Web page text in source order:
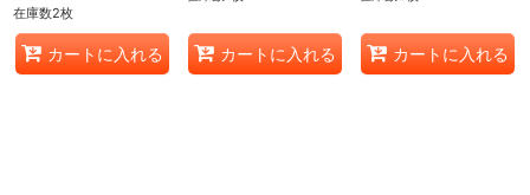
在庫数2枚
カートに入れる カートに入れる カートに入れる